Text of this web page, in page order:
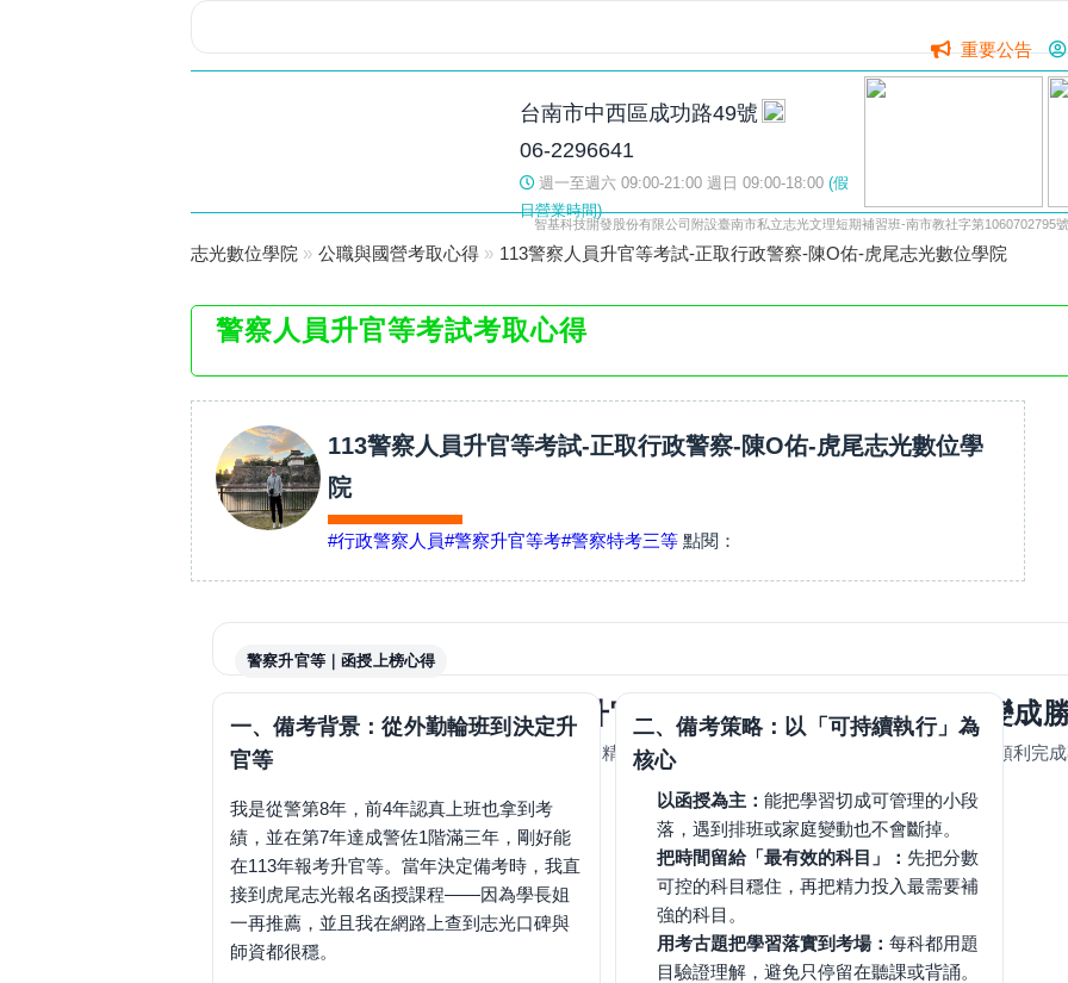
重要公告
台南市中西區成功路49號
06-2296641
週一至週六 09:00-21:00 週日 09:00-18:00 (假
日營業時間)
智基科技開發股份有限公司附設臺南市私立志光文理短期補習班-南市教社字第1060702795號
志光數位學院 » 公職與國營考取心得 » 113警察人員升官等考試-正取行政警察-陳O佑-虎尾志光數位學院
警察人員升官等考試考取心得
113警察人員升官等考試-正取行政警察-陳O佑-虎尾志光數位學
院
#行政警察人員#警察升官等考#警察特考三等 點閱：
警察升官等｜函授上榜心得
我的轉職備考：外勤輪班到升官等，靠「超級函授」把時間變成
從第8年警員到升官等上榜，我用「穩定節奏＋精準科目策略」把備考壓力化成可控的進度，最終順利完
一、備考背景：從外勤輪班到決定升
官等
我是從警第8年，前4年認真上班也拿到考
績，並在第7年達成警佐1階滿三年，剛好能
在113年報考升官等。當年決定備考時，我直
接到虎尾志光報名函授課程——因為學長姐
一再推薦，並且我在網路上查到志光口碑與
師資都很穩。
二、備考策略：以「可持續執行」為
核心
以函授為主： 能把學習切成可管理的小段
落，遇到排班或家庭變動也不會斷掉。
把時間留給「最有效的科目」： 先把分數
可控的科目穩住，再把精力投入最需要補
強的科目。
用考古題把學習落實到考場： 每科都用題
目驗證理解，避免只停留在聽課或背誦。